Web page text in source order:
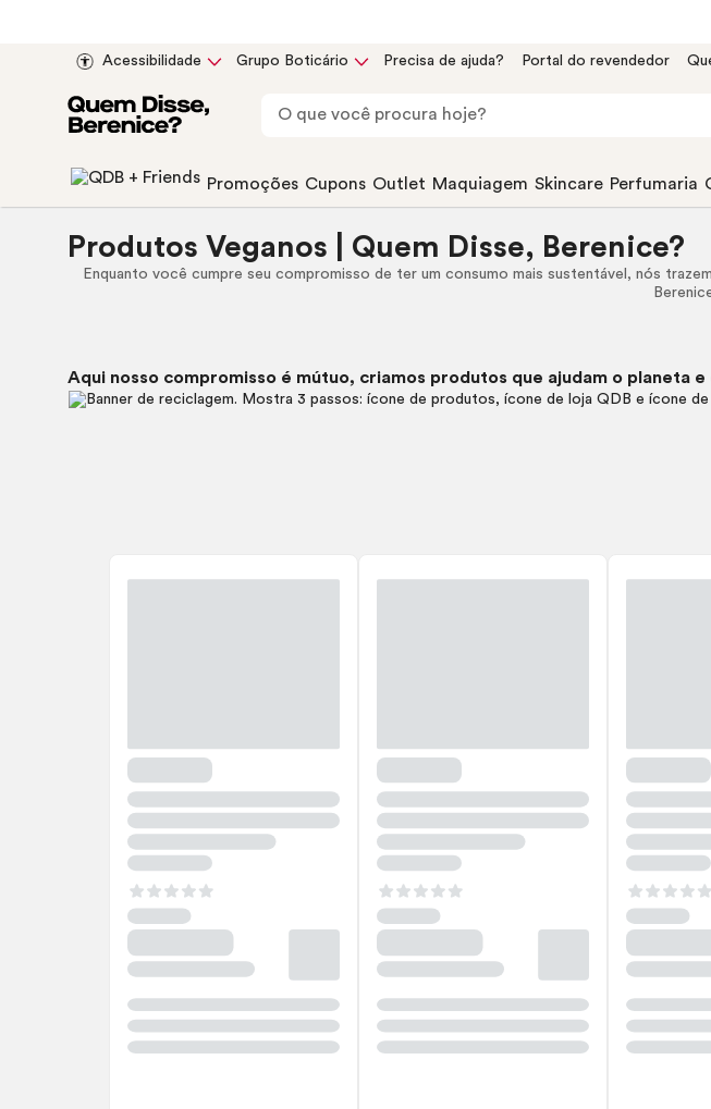
Acessibilidade Grupo Boticário Precisa de ajuda? Portal do revendedor
Promoções Cupons Outlet Maquiagem Skincare Perfumaria
Produtos Veganos | Quem Disse, Berenice?
Enquanto você cumpre seu compromisso de ter um consumo mais sustentável, nós
Aqui nosso compromisso é mútuo, criamos produtos que ajudam o planeta